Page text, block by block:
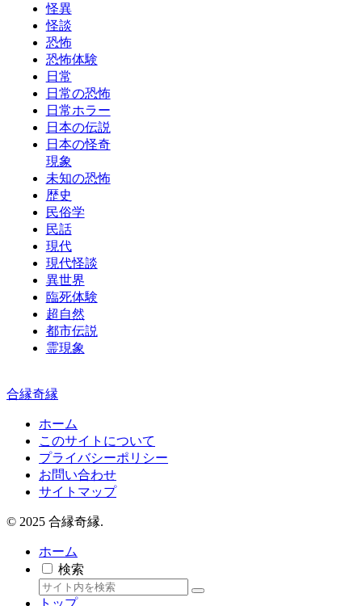
怪異
怪談
恐怖
恐怖体験
日常
日常の恐怖
日常ホラー
日本の伝説
日本の怪奇
現象
未知の恐怖
歴史
民俗学
民話
現代
現代怪談
異世界
臨死体験
超自然
都市伝説
霊現象
合縁奇縁
ホーム
このサイトについて
プライバシーポリシー
お問い合わせ
サイトマップ
© 2025 合縁奇縁.
ホーム
検索
トップ